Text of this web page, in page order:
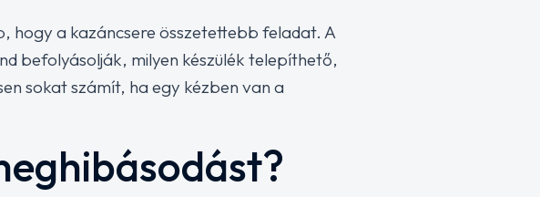
hogy a kazáncsere összetettebb feladat. A
befolyásolják, milyen készülék telepíthető,
sokat számít, ha egy kézben van a